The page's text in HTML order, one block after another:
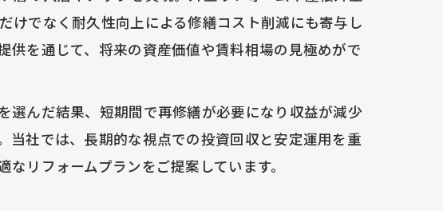
けでなく耐久性向上による修繕コスト削減にも寄与し
供を通じて、将来の資産価値や賃料相場の見極めがで
選んだ結果、短期間で再修繕が必要になり収益が減少
当社では、長期的な視点での投資回収と安定運用を重
リフォームプランをご提案しています。